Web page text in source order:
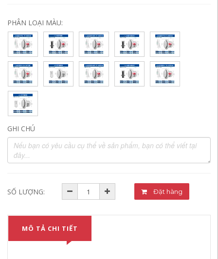
PHÂN LOẠI MÀU:
GHI CHÚ
SỐ LƯỢNG: Đặt hàng
MÔ TẢ CHI TIẾT